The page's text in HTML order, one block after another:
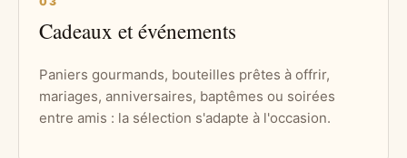
Cadeaux et événements
Paniers gourmands, bouteilles prêtes à offrir,
mariages, anniversaires, baptêmes ou soirées
entre amis : la sélection s'adapte à l'occasion.